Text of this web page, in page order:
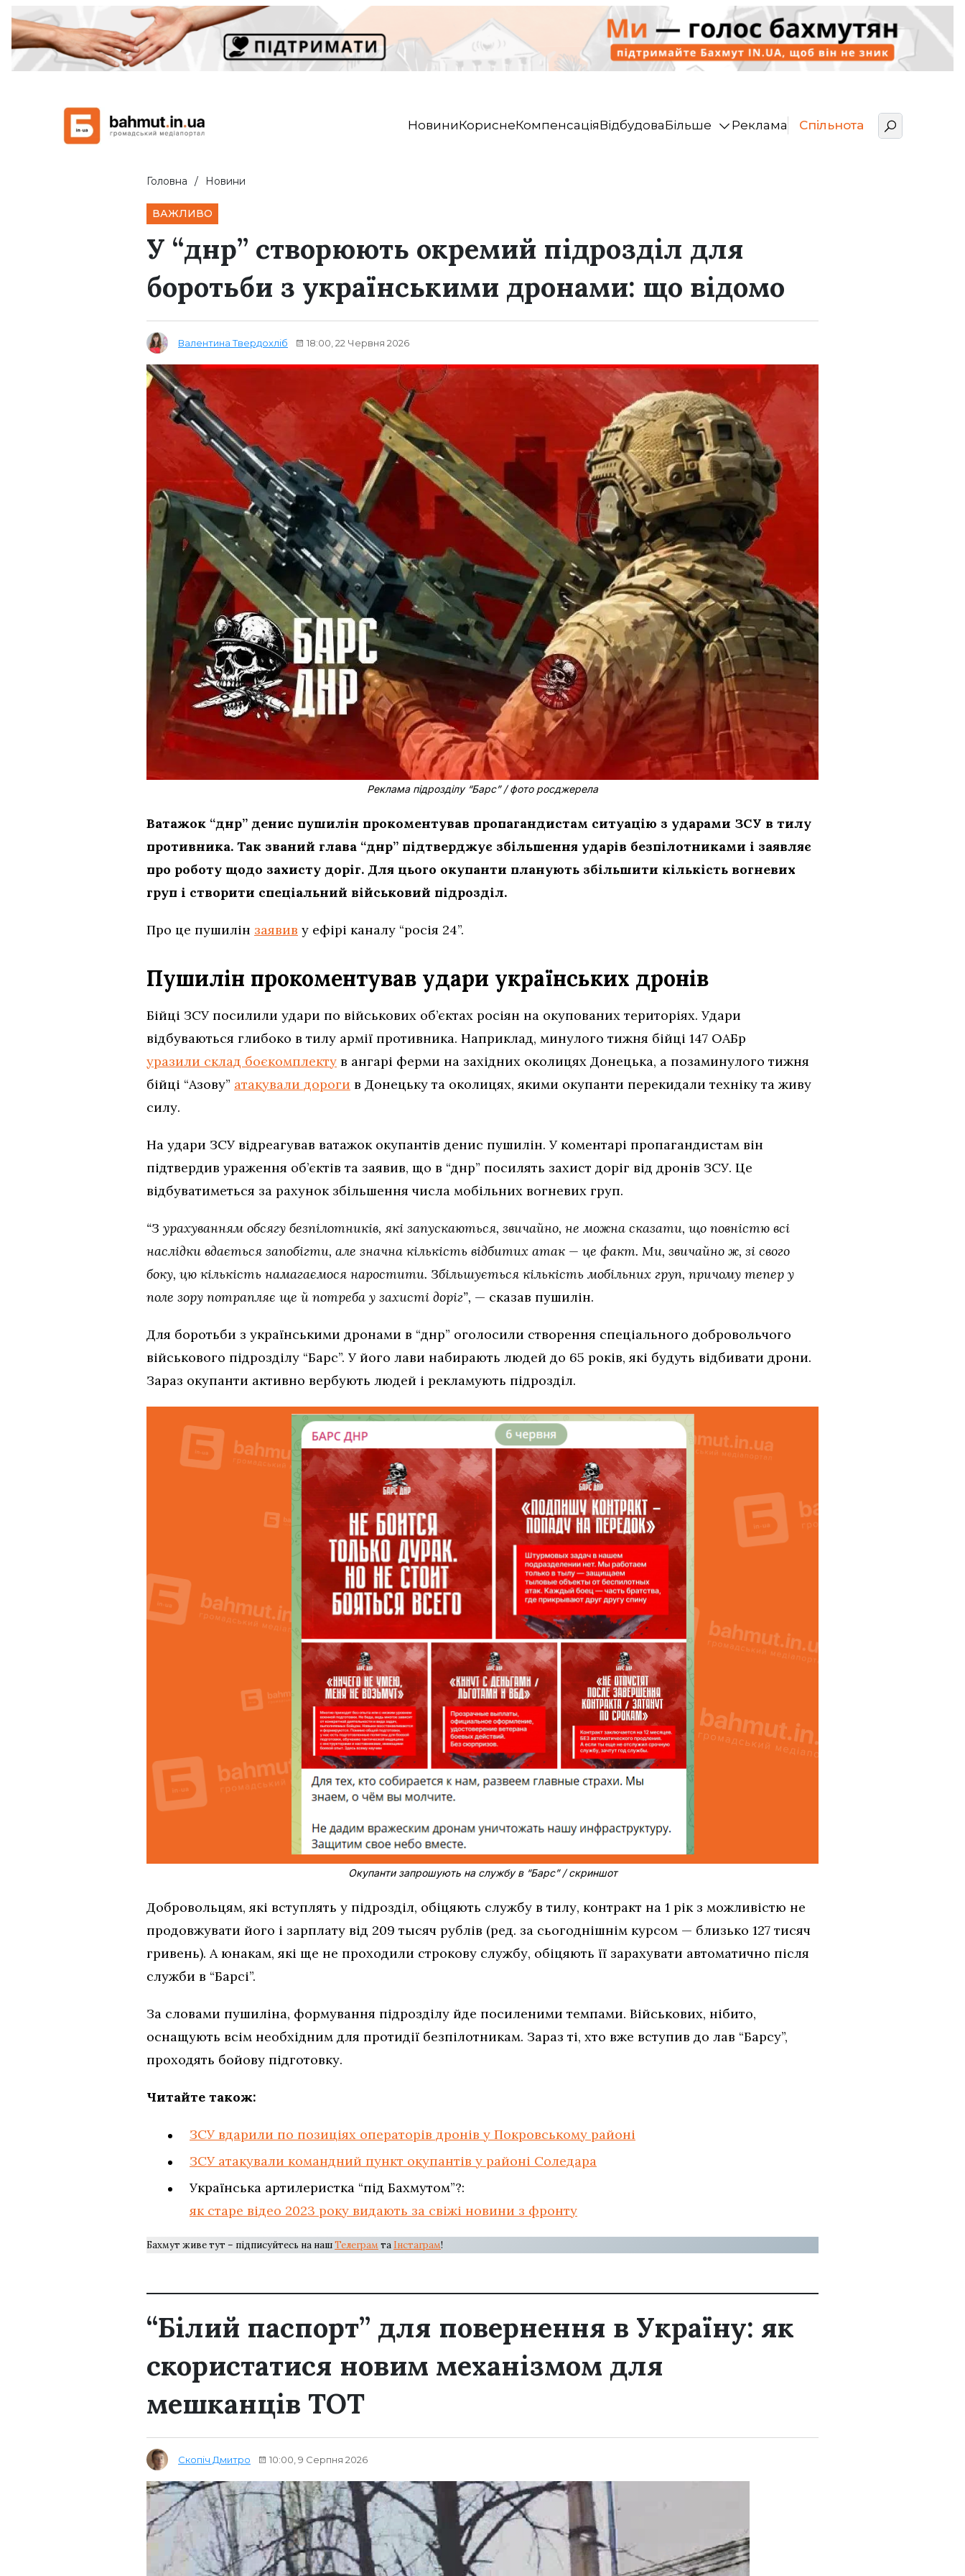
НовиниКориснеКомпенсаціяВідбудоваБільше Реклама Спільнота
Головна Новини
ВАЖЛИВО
У “днр” створюють окремий підрозділ для
боротьби з українськими дронами: що відомо
Валентина Твердохліб 18:00, 22 Червня 2026
Реклама підрозділу “Барс” / фото росджерела
Ватажок “днр” денис пушилін прокоментував пропагандистам ситуацію з ударами ЗСУ в тилу
противника. Так званий глава “днр” підтверджує збільшення ударів безпілотниками і заявляє
про роботу щодо захисту доріг. Для цього окупанти планують збільшити кількість вогневих
груп і створити спеціальний військовий підрозділ.
Про це пушилін заявив у ефірі каналу “росія 24”.
Пушилін прокоментував удари українських дронів
Бійці ЗСУ посилили удари по військових об’єктах росіян на окупованих територіях. Удари
відбуваються глибоко в тилу армії противника. Наприклад, минулого тижня бійці 147 ОАБр
уразили склад боєкомплекту в ангарі ферми на західних околицях Донецька, а позаминулого тижня
бійці “Азову” атакували дороги в Донецьку та околицях, якими окупанти перекидали техніку та живу
силу.
На удари ЗСУ відреагував ватажок окупантів денис пушилін. У коментарі пропагандистам він
підтвердив ураження об’єктів та заявив, що в “днр” посилять захист доріг від дронів ЗСУ. Це
відбуватиметься за рахунок збільшення числа мобільних вогневих груп.
“З урахуванням обсягу безпілотників, які запускаються, звичайно, не можна сказати, що повністю всі
наслідки вдається запобігти, але значна кількість відбитих атак — це факт. Ми, звичайно ж, зі свого
боку, цю кількість намагаємося наростити. Збільшується кількість мобільних груп, причому тепер у
поле зору потрапляє ще й потреба у захисті доріг”, — сказав пушилін.
Для боротьби з українськими дронами в “днр” оголосили створення спеціального добровольчого
військового підрозділу “Барс”. У його лави набирають людей до 65 років, які будуть відбивати дрони.
Зараз окупанти активно вербують людей і рекламують підрозділ.
Окупанти запрошують на службу в “Барс” / скриншот
Добровольцям, які вступлять у підрозділ, обіцяють службу в тилу, контракт на 1 рік з можливістю не
продовжувати його і зарплату від 209 тысяч рублів (ред. за сьогоднішнім курсом — близько 127 тисяч
гривень). А юнакам, які ще не проходили строкову службу, обіцяють її зарахувати автоматично після
служби в “Барсі”.
За словами пушиліна, формування підрозділу йде посиленими темпами. Військових, нібито,
оснащують всім необхідним для протидії безпілотникам. Зараз ті, хто вже вступив до лав “Барсу”,
проходять бойову підготовку.
Читайте також:
ЗСУ вдарили по позиціях операторів дронів у Покровському районі
ЗСУ атакували командний пункт окупантів у районі Соледара
Українська артилеристка “під Бахмутом”?:
як старе відео 2023 року видають за свіжі новини з фронту
Бахмут живе тут – підписуйтесь на нашТелеграм та Інстаграм!
“Білий паспорт” для повернення в Україну: як
скористатися новим механізмом для
мешканців ТОТ
Скопіч Дмитро 10:00, 9 Серпня 2026